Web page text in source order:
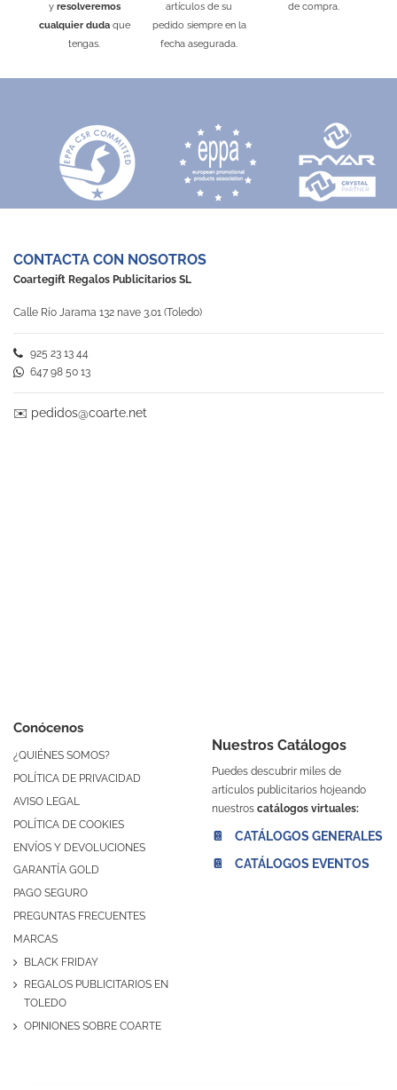
y resolveremos
cualquier dudaque
tengas.
artículos de su
pedido siempre en la
fecha asegurada.
de compra.
Conócenos
¿QUIÉNES SOMOS?
POLÍTICA DE PRIVACIDAD
AVISO LEGAL
POLÍTICA DE COOKIES
ENVÍOS Y DEVOLUCIONES
GARANTÍA GOLD
PAGO SEGURO
PREGUNTAS FRECUENTES
MARCAS
BLACK FRIDAY
REGALOS PUBLICITARIOS EN
TOLEDO
OPINIONES SOBRE COARTE
Nuestros Catálogos
Puedes descubrir miles de
artículos publicitarios hojeando
nuestros catálogos virtuales:
📔 CATÁLOGOS GENERALES
📔 CATÁLOGOS EVENTOS
CONTACTA CON NOSOTROS
Coartegift Regalos Publicitarios SL
Calle Río Jarama 132 nave 3.01 (Toledo)
925 23 13 44
647 98 50 13
✉️ pedidos@coarte.net